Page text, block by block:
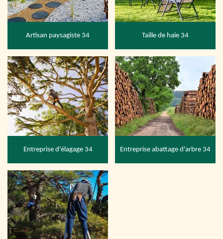
Artisan paysagiste 34 Taille de haie 34
Entreprise d'élagage 34 Entreprise abattage d'arbre 34